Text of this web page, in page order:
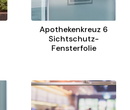
Apothekenkreuz 6
Sichtschutz-
Fensterfolie